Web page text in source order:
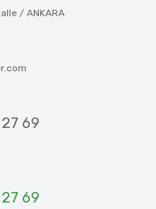
/ ANKARA
69
69